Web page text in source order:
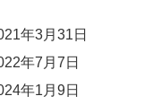
年3月31日
年7月7日
年1月9日